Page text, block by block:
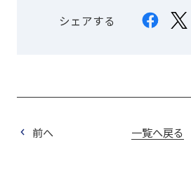
シェアする
前へ 一覧へ戻る